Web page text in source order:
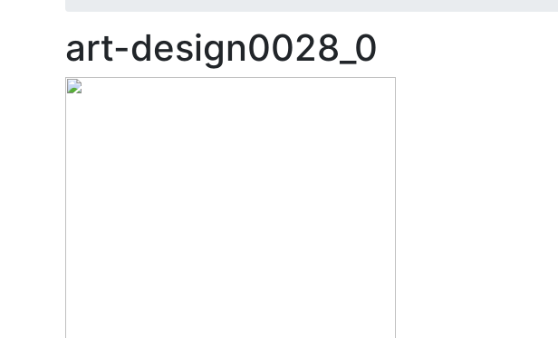
art-design0028_0